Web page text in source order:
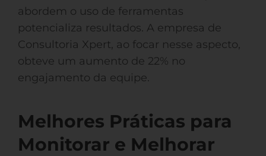
abordem o uso de ferramentas
potencializa resultados. A empresa de
Consultoria Xpert, ao focar nesse aspecto,
obteve um aumento de 22% no
engajamento da equipe.
Melhores Práticas para
Monitorar e Melhorar